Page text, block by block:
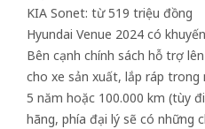
KIA Sonet: từ 519 triệu đồng
Hyundai Venue 2024 có
Bên cạnh chính sách hỗ trợ
cho xe sản xuất, lắp ráp
5 năm hoặc 100.000 km (tùy
hãng, phía đại lý sẽ có những